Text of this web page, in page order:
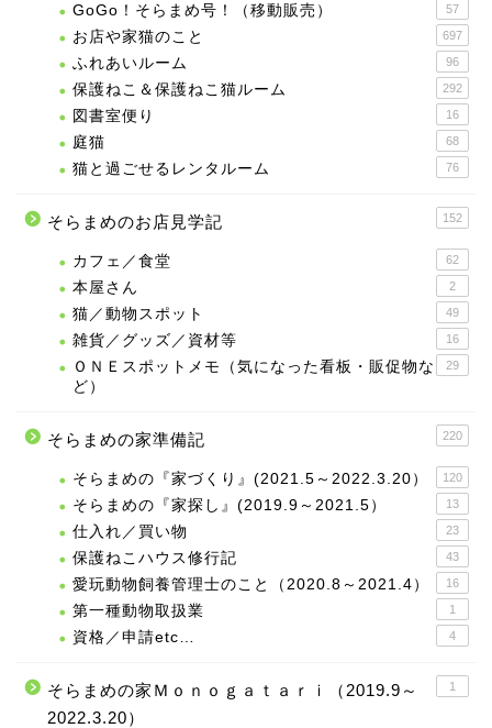
GoGo！そらまめ号！（移動販売） 57
お店や家猫のこと 697
ふれあいルーム 96
保護ねこ＆保護ねこ猫ルーム 292
図書室便り 16
庭猫 68
猫と過ごせるレンタルーム 76
そらまめのお店見学記 152
カフェ／食堂 62
本屋さん 2
猫／動物スポット 49
雑貨／グッズ／資材等 16
ＯＮＥスポットメモ（気になった看板・販促物な
ど）
29
そらまめの家準備記 220
そらまめの『家づくり』(2021.5～2022.3.20） 120
そらまめの『家探し』(2019.9～2021.5） 13
仕入れ／買い物 23
保護ねこハウス修行記 43
愛玩動物飼養管理士のこと（2020.8～2021.4） 16
第一種動物取扱業 1
資格／申請etc… 4
そらまめの家Ｍｏｎｏｇａｔａｒｉ（2019.9～
2022.3.20）
1